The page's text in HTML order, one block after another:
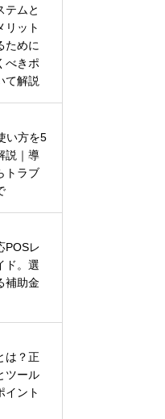
テムと
リット
ために
べきポ
て解説
い方を5
説｜導
トラブ
POSレ
ド。選
補助金
は？正
ツール
イント